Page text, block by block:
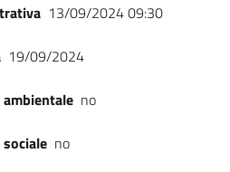
13/09/2024 09:30
19/09/2024
no
no